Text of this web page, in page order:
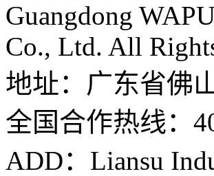
Guangdong
Co., Ltd. All
地址：广东省佛
全国合作热线：
ADD：Liansu